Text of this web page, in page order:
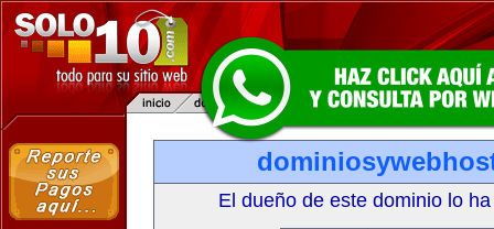
El dueño de este dominio lo